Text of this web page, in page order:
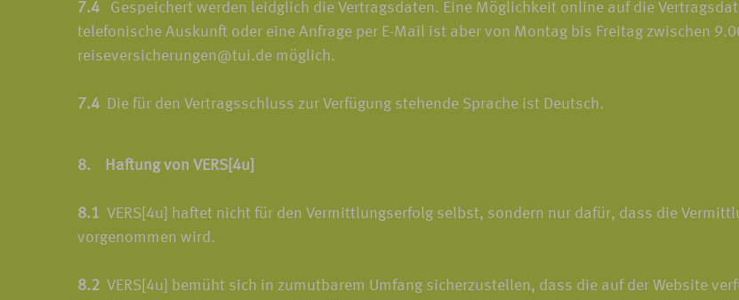
7.4 Gespeichert werden leidglich die Vertragsdaten. Eine Möglichkeit online auf die
telefonische Auskunft oder eine Anfrage per E-Mail ist aber von Montag bis Freitag zwischen
reiseversicherungen@tui.de möglich.
7.4 Die für den Vertragsschluss zur Verfügung stehende Sprache ist Deutsch.
8. Haftung von VERS[4u]
8.1 VERS[4u] haftet nicht für den Vermittlungserfolg selbst, sondern nur dafür, dass die
vorgenommen wird.
8.2 VERS[4u] bemüht sich in zumutbarem Umfang sicherzustellen, dass die auf der Website